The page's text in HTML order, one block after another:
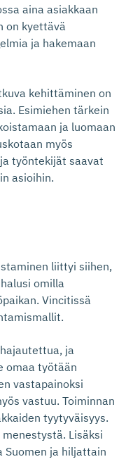
aina asiakkaan
on kyettävä
ja hakemaan
kehittäminen on
Esimiehen tärkein
ja luomaan
myös
työntekijät saavat
asioihin.
liittyi siihen,
omilla
Vincitissä
ja
omaa työtään
vastapainoksi
vastuu. Toiminnan
tyytyväisyys.
Lisäksi
Suomen ja hiljattain